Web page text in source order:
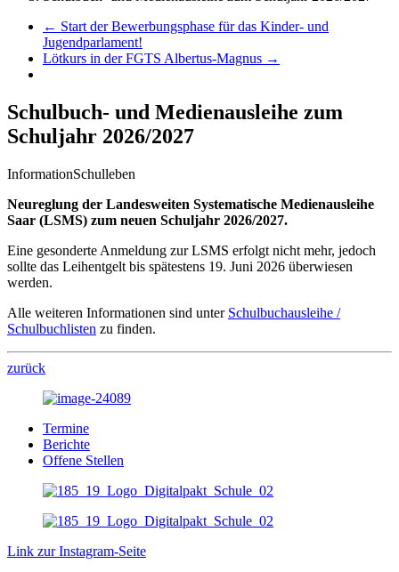
← Start der Bewerbungsphase für das Kinder- und
Jugendparlament!
Lötkurs in der FGTS Albertus-Magnus →
Schulbuch- und Medienausleihe zum
Schuljahr 2026/2027
InformationSchulleben
Neureglung der Landesweiten Systematische Medienausleihe
Saar (LSMS) zum neuen Schuljahr 2026/2027.
Eine gesonderte Anmeldung zur LSMS erfolgt nicht mehr, jedoch
sollte das Leihentgelt bis spätestens 19. Juni 2026 überwiesen
werden.
Alle weiteren Informationen sind unter Schulbuchausleihe /
Schulbuchlisten zu finden.
zurück
Termine
Berichte
Offene Stellen
Link zur Instagram-Seite